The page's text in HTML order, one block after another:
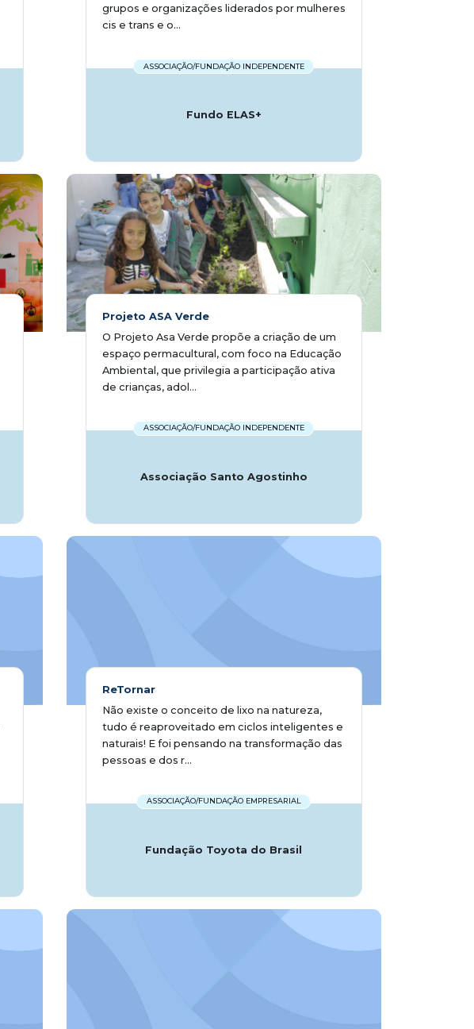
grupos e organizações liderados por mulheres
cis e trans e o...
ASSOCIAÇÃO/FUNDAÇÃO INDEPENDENTE
Fundo ELAS+
Projeto ASA Verde
O Projeto Asa Verde propõe a criação de um
espaço permacultural, com foco na Educação
Ambiental, que privilegia a participação ativa
de crianças, adol...
ASSOCIAÇÃO/FUNDAÇÃO INDEPENDENTE
Associação Santo Agostinho
ReTornar
Não existe o conceito de lixo na natureza,
tudo é reaproveitado em ciclos inteligentes e
naturais! E foi pensando na transformação das
pessoas e dos r...
ASSOCIAÇÃO/FUNDAÇÃO EMPRESARIAL
Fundação Toyota do Brasil